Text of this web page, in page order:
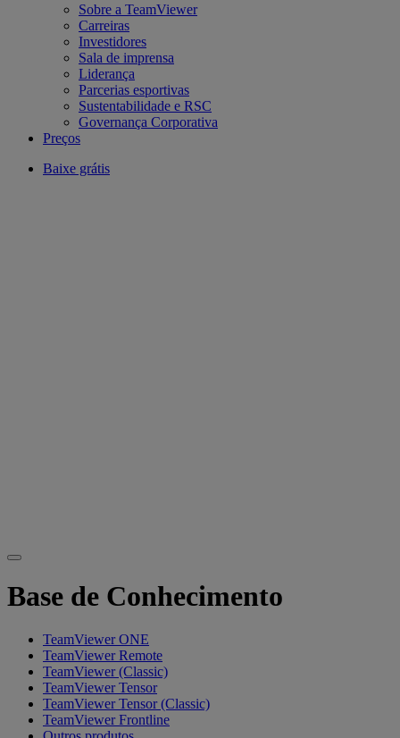
Sobre a TeamViewer
Carreiras
Investidores
Sala de imprensa
Liderança
Parcerias esportivas
Sustentabilidade e RSC
Governança Corporativa
Preços
Baixe grátis
Base de Conhecimento
TeamViewer ONE
TeamViewer Remote
TeamViewer (Classic)
TeamViewer Tensor
TeamViewer Tensor (Classic)
TeamViewer Frontline